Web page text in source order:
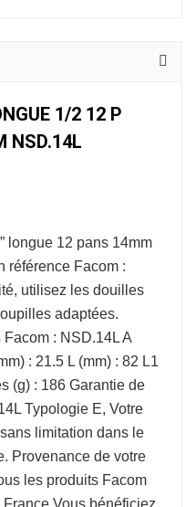
1/2 12 P
NSD.14L
longue 12 pans 14mm
référence Facom :
utilisez les douilles
adaptées.
: NSD.14L A
: 21.5 L (mm) : 82 L1
(g) : 186 Garantie de
Typologie E, Votre
limitation dans le
Provenance de votre
les produits Facom
Vous bénéficiez